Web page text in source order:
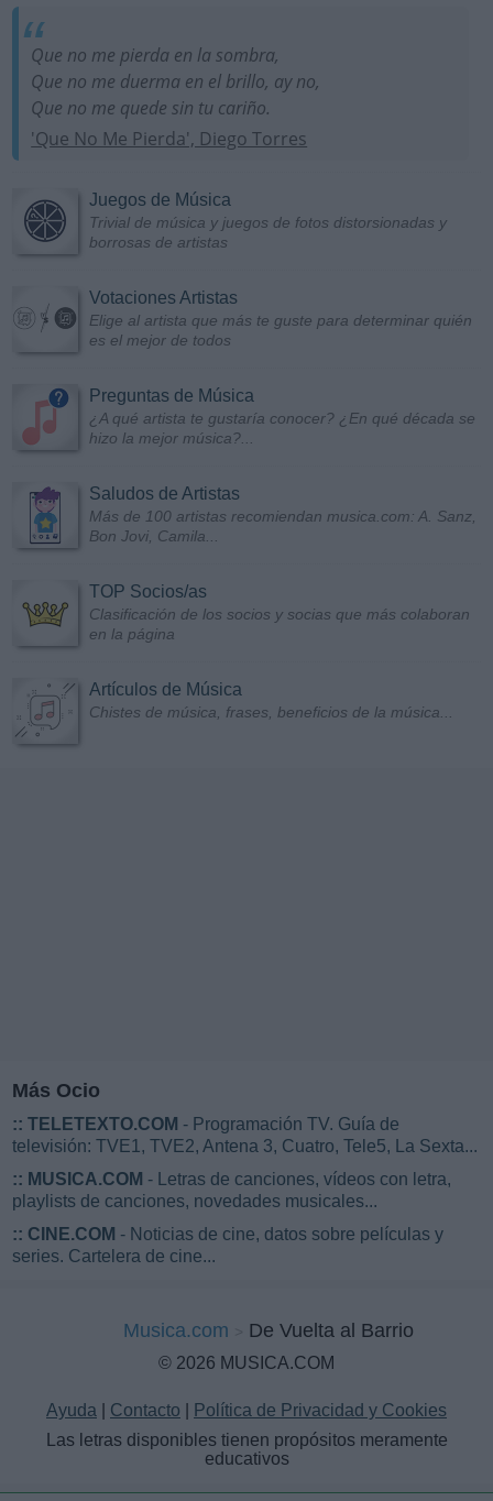
Que no me pierda en la sombra,
Que no me duerma en el brillo, ay no,
Que no me quede sin tu cariño.
'Que No Me Pierda', Diego Torres
Juegos de Música
Trivial de música y juegos de fotos distorsionadas y
borrosas de artistas
Votaciones Artistas
Elige al artista que más te guste para determinar quién
es el mejor de todos
Preguntas de Música
¿A qué artista te gustaría conocer? ¿En qué década se
hizo la mejor música?...
Saludos de Artistas
Más de 100 artistas recomiendan musica.com: A. Sanz,
Bon Jovi, Camila...
TOP Socios/as
Clasificación de los socios y socias que más colaboran
en la página
Artículos de Música
Chistes de música, frases, beneficios de la música...
Más Ocio
:: TELETEXTO.COM - Programación TV. Guía de
televisión: TVE1, TVE2, Antena 3, Cuatro, Tele5, La Sexta...
:: MUSICA.COM - Letras de canciones, vídeos con letra,
playlists de canciones, novedades musicales...
:: CINE.COM - Noticias de cine, datos sobre películas y
series. Cartelera de cine...
Musica.com De Vuelta al Barrio
© 2026 MUSICA.COM
Ayuda Contacto
Política de Privacidad y Cookies
Las letras disponibles tienen propósitos meramente
educativos